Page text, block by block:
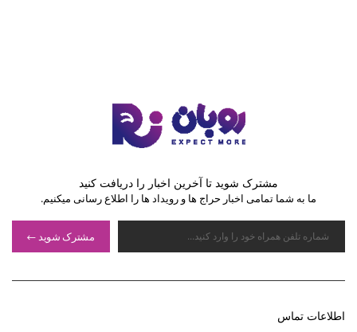
مشترک شوید تا آخرین اخبار را دریافت کنید
ما به شما تمامی اخبار حراج ها و رویداد ها را اطلاع رسانی میکنیم.
مشترک شوید
اطلاعات تماس